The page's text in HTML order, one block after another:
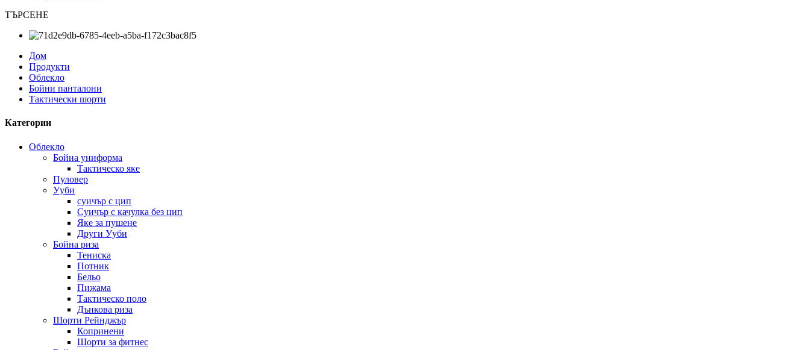
ТЪРСЕНЕ
Дом
Продукти
Облекло
Бойни панталони
Тактически шорти
Категории
Облекло
Бойна униформа
Тактическо яке
Пуловер
Ууби
суичър с цип
Суичър с качулка без цип
Яке за пушене
Други Ууби
Бойна риза
Тениска
Потник
Бельо
Пижама
Тактическо поло
Дънкова риза
Шорти Рейнджър
Копринени
Шорти за фитнес